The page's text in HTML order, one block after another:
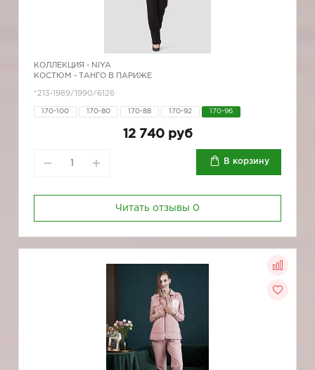
КОЛЛЕКЦИЯ - NIYA
КОСТЮМ - ТАНГО В ПАРИЖЕ
*213-1989/1990/6126
170-100 170-80 170-88 170-92 170-96
12 740 руб
В корзину
Читать отзывы 0